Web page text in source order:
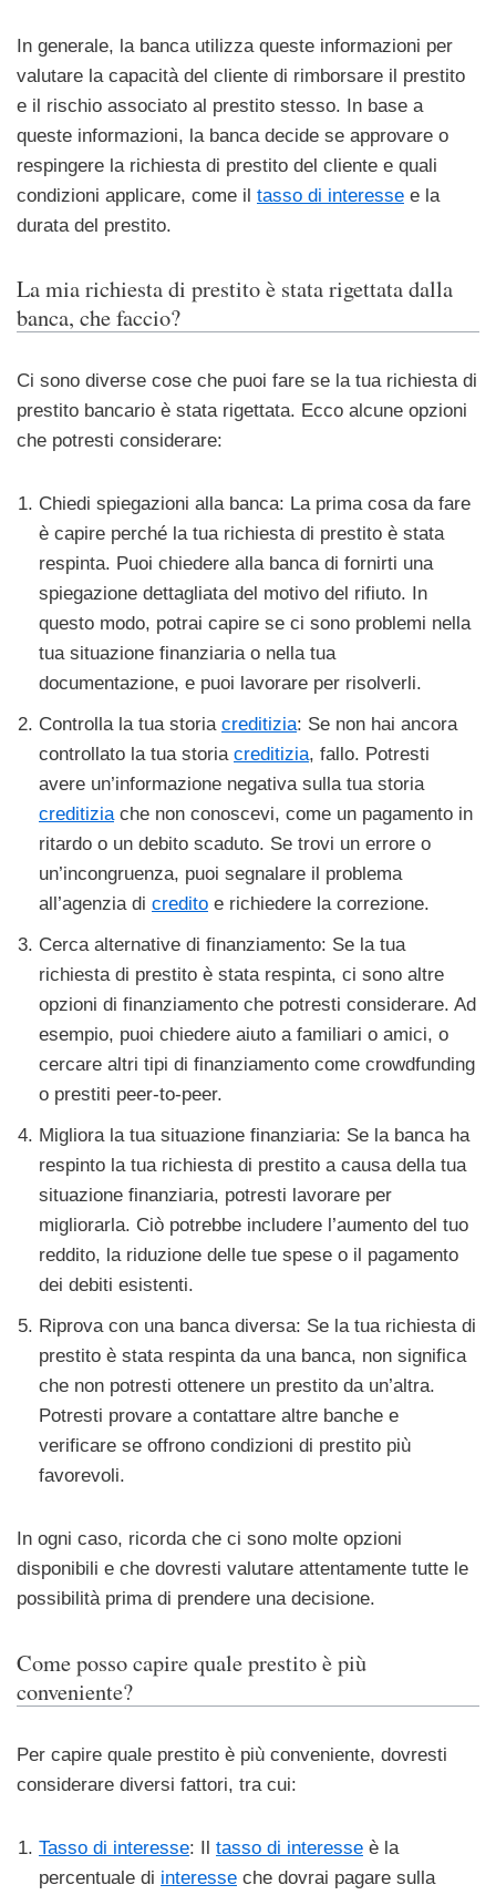
In generale, la banca utilizza queste informazioni per
valutare la capacità del cliente di rimborsare il prestito
e il rischio associato al prestito stesso. In base a
queste informazioni, la banca decide se approvare o
respingere la richiesta di prestito del cliente e quali
condizioni applicare, come il tasso di interesse e la
durata del prestito.
La mia richiesta di prestito è stata rigettata dalla
banca, che faccio?
Ci sono diverse cose che puoi fare se la tua richiesta di
prestito bancario è stata rigettata. Ecco alcune opzioni
che potresti considerare:
Chiedi spiegazioni alla banca: La prima cosa da fare
è capire perché la tua richiesta di prestito è stata
respinta. Puoi chiedere alla banca di fornirti una
spiegazione dettagliata del motivo del rifiuto. In
questo modo, potrai capire se ci sono problemi nella
tua situazione finanziaria o nella tua
documentazione, e puoi lavorare per risolverli.
Controlla la tua storia creditizia: Se non hai ancora
controllato la tua storia creditizia, fallo. Potresti
avere un’informazione negativa sulla tua storia
creditiziache non conoscevi, come un pagamento in
ritardo o un debito scaduto. Se trovi un errore o
un’incongruenza, puoi segnalare il problema
all’agenzia di credito e richiedere la correzione.
Cerca alternative di finanziamento: Se la tua
richiesta di prestito è stata respinta, ci sono altre
opzioni di finanziamento che potresti considerare. Ad
esempio, puoi chiedere aiuto a familiari o amici, o
cercare altri tipi di finanziamento come crowdfunding
o prestiti peer-to-peer.
Migliora la tua situazione finanziaria: Se la banca ha
respinto la tua richiesta di prestito a causa della tua
situazione finanziaria, potresti lavorare per
migliorarla. Ciò potrebbe includere l’aumento del tuo
reddito, la riduzione delle tue spese o il pagamento
dei debiti esistenti.
Riprova con una banca diversa: Se la tua richiesta di
prestito è stata respinta da una banca, non significa
che non potresti ottenere un prestito da un’altra.
Potresti provare a contattare altre banche e
verificare se offrono condizioni di prestito più
favorevoli.
In ogni caso, ricorda che ci sono molte opzioni
disponibili e che dovresti valutare attentamente tutte le
possibilità prima di prendere una decisione.
Come posso capire quale prestito è più
conveniente?
Per capire quale prestito è più conveniente, dovresti
considerare diversi fattori, tra cui:
Tasso di interesse: Il tasso di interesse è la
percentuale di interesse che dovrai pagare sulla